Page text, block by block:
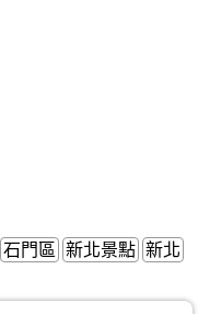
石門區 新北景點 新北